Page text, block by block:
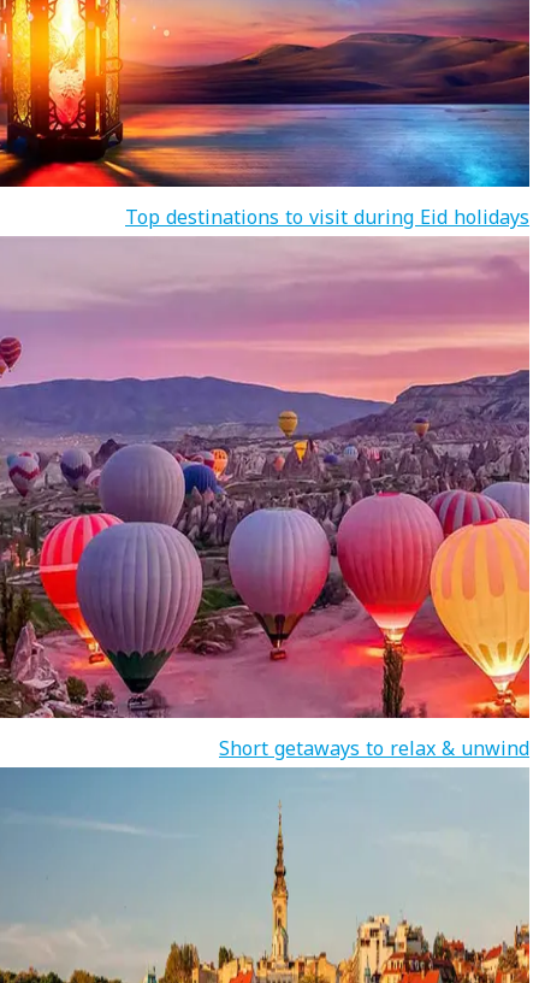
Top destinations to visit during Eid holidays
Short getaways to relax & unwind